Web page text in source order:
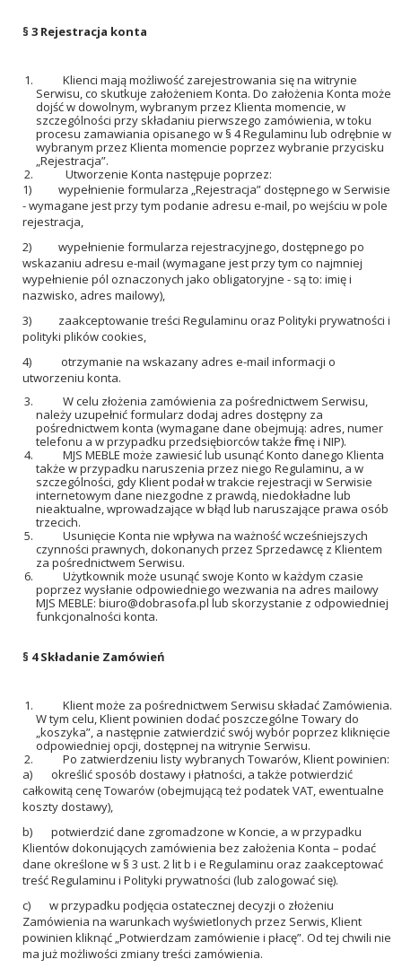
§ 3 Rejestracja konta
Klienci mają możliwość zarejestrowania się na witrynie
Serwisu, co skutkuje założeniem Konta. Do założenia Konta może
dojść w dowolnym, wybranym przez Klienta momencie, w
szczególności przy składaniu pierwszego zamówienia, w toku
procesu zamawiania opisanego w § 4 Regulaminu lub odrębnie w
wybranym przez Klienta momencie poprzez wybranie przycisku
„Rejestracja”.
Utworzenie Konta następuje poprzez:
1)
wypełnienie formularza „Rejestracja” dostępnego w Serwisie
- wymagane jest przy tym podanie adresu e-mail, po wejściu w pole
rejestracja,
2)
wypełnienie formularza rejestracyjnego, dostępnego po
wskazaniu adresu e-mail (wymagane jest przy tym co najmniej
wypełnienie pól oznaczonych jako obligatoryjne - są to: imię i
nazwisko, adres mailowy),
3)
zaakceptowanie treści Regulaminu oraz Polityki prywatności i
polityki plików cookies,
4)
otrzymanie na wskazany adres e-mail informacji o
utworzeniu konta.
W celu złożenia zamówienia za pośrednictwem Serwisu,
należy uzupełnić formularz dodaj adres dostępny za
pośrednictwem konta (wymagane dane obejmują: adres, numer
telefonu a w przypadku przedsiębiorców także firmę i NIP).
MJS MEBLE może zawiesić lub usunąć Konto danego Klienta
także w przypadku naruszenia przez niego Regulaminu, a w
szczególności, gdy Klient podał w trakcie rejestracji w Serwisie
internetowym dane niezgodne z prawdą, niedokładne lub
nieaktualne, wprowadzające w błąd lub naruszające prawa osób
trzecich.
Usunięcie Konta nie wpływa na ważność wcześniejszych
czynności prawnych, dokonanych przez Sprzedawcę z Klientem
za pośrednictwem Serwisu.
Użytkownik może usunąć swoje Konto w każdym czasie
poprzez wysłanie odpowiedniego wezwania na adres mailowy
MJS MEBLE: biuro@dobrasofa.pl lub skorzystanie z odpowiedniej
funkcjonalności konta.
§ 4 Składanie Zamówień
Klient może za pośrednictwem Serwisu składać Zamówienia.
W tym celu, Klient powinien dodać poszczególne Towary do
„koszyka”, a następnie zatwierdzić swój wybór poprzez kliknięcie
odpowiedniej opcji, dostępnej na witrynie Serwisu.
Po zatwierdzeniu listy wybranych Towarów, Klient powinien:
a) określić sposób dostawy i płatności, a także potwierdzić
całkowitą cenę Towarów (obejmującą też podatek VAT, ewentualne
koszty dostawy),
b) potwierdzić dane zgromadzone w Koncie, a w przypadku
Klientów dokonujących zamówienia bez założenia Konta – podać
dane określone w § 3 ust. 2 lit b i e Regulaminu oraz zaakceptować
treść Regulaminu i Polityki prywatności (lub zalogować się).
c) w przypadku podjęcia ostatecznej decyzji o złożeniu
Zamówienia na warunkach wyświetlonych przez Serwis, Klient
powinien kliknąć „Potwierdzam zamówienie i płacę”. Od tej chwili nie
ma już możliwości zmiany treści zamówienia.